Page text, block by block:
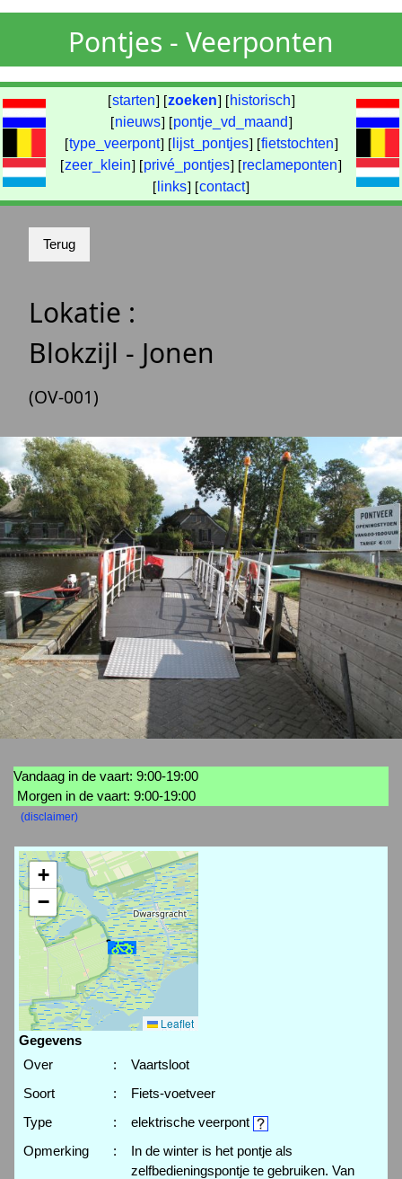
Pontjes - Veerponten
[starten] [zoeken] [ historisch]
[nieuws] [pontje_vd_maand]
[type_veerpont] [ lijst_pontjes] [fietstochten]
[zeer_klein] [privé_pontjes] [reclameponten]
[ links] [contact]
Lokatie :
Blokzijl - Jonen
(OV-001)
Vandaag in de vaart: 9:00-19:00
Morgen in de vaart: 9:00-19:00
(disclaimer)
+
−
Leaflet
Gegevens
Over
:
Vaartsloot
Soort
:
Fiets-voetveer
Type
:
elektrische veerpont
Opmerking
:
In de winter is het pontje als
zelfbedieningspontje te gebruiken. Van